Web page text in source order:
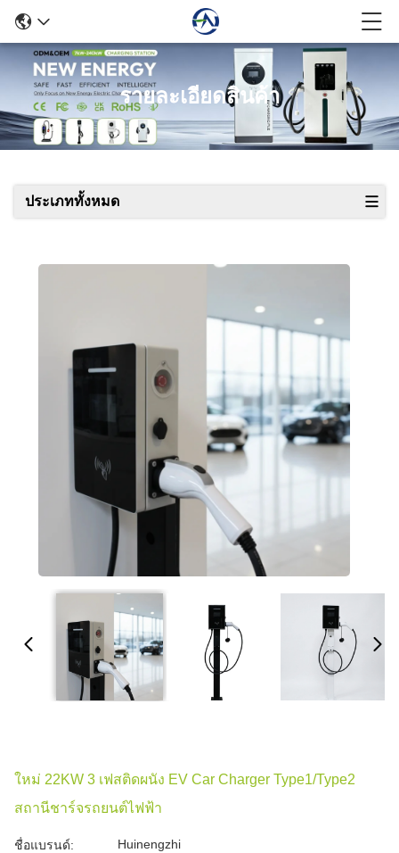
รายละเอียดสินค้า
ประเภททั้งหมด
ใหม่ 22KW 3 เฟสติดผนัง EV Car Charger Type1/Type2
สถานีชาร์จรถยนต์ไฟฟ้า
ชื่อแบรนด์: Huinengzhi